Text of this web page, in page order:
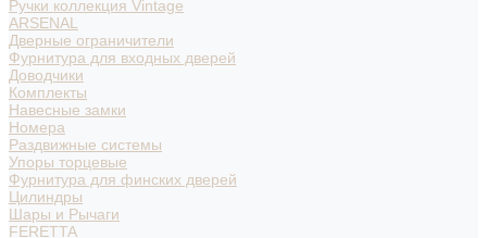
Ручки коллекция Vintage
ARSENAL
Дверные ограничители
Фурнитура для входных дверей
Доводчики
Комплекты
Навесные замки
Номера
Раздвижные системы
Упоры торцевые
Фурнитура для финских дверей
Цилиндры
Шары и Рычаги
FERETTA